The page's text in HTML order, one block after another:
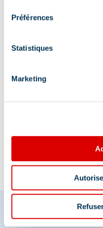
Préférences
Statistiques
Marketing
73550 Méribel